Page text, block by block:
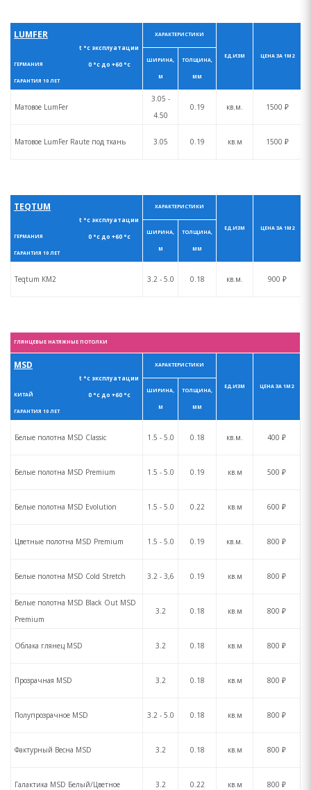
LUMFER
t °с эксплуатации
0 °с до +60 °с
ГЕРМАНИЯ
ГАРАНТИЯ 10 ЛЕТ
ХАРАКТЕРИСТИКИ
ЕД.ИЗМ ЦЕНА ЗА 1М2
ШИРИНА,
М
ТОЛЩИНА,
ММ
Матовое LumFer
3.05 -
4.50
0.19 кв.м. 1500 ₽
Матовое LumFer Raute под ткань 3.05 0.19 кв.м 1500 ₽
TEQTUM
t °с эксплуатации
0 °с до +60 °с
ГЕРМАНИЯ
ГАРАНТИЯ 10 ЛЕТ
ХАРАКТЕРИСТИКИ
ЕД.ИЗМ ЦЕНА ЗА 1М2
ШИРИНА,
М
ТОЛЩИНА,
ММ
Teqtum КM2 3.2 - 5.0 0.18 кв.м. 900 ₽
ГЛЯНЦЕВЫЕ НАТЯЖНЫЕ ПОТОЛКИ
MSD
t °с эксплуатации
0 °с до +60 °с
КИТАЙ
ГАРАНТИЯ 10 ЛЕТ
ХАРАКТЕРИСТИКИ
ЕД.ИЗМ ЦЕНА ЗА 1М2
ШИРИНА,
М
ТОЛЩИНА,
ММ
Белые полотна MSD Сlassic 1.5 - 5.0 0.18 кв.м. 400 ₽
Белые полотна MSD Premium 1.5 - 5.0 0.19 кв.м 500 ₽
Белые полотна MSD Evolution 1.5 - 5.0 0.22 кв.м 600 ₽
Цветные полотна MSD Premium 1.5 - 5.0 0.19 кв.м. 800 ₽
Белые полотна MSD Cold Stretch 3.2 - 3,6 0.19 кв.м 800 ₽
Белые полотна MSD Black Out MSD
Premium
3.2 0.18 кв.м 800 ₽
Облака глянец MSD 3.2 0.18 кв.м 800 ₽
Прозрачная MSD 3.2 0.18 кв.м 800 ₽
Полупрозрачное MSD 3.2 - 5.0 0.18 кв.м 800 ₽
Фактурный Весна MSD 3.2 0.18 кв.м 800 ₽
Галактика MSD Белый/Цветное 3.2 0.22 кв.м 800 ₽